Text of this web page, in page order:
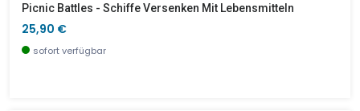
Picnic Battles - Schiffe Versenken Mit Lebensmitteln
25,90 €
sofort verfügbar